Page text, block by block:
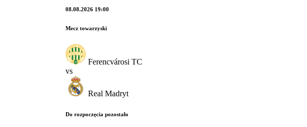
08.08.2026 19:00
Mecz towarzyski
Ferencvárosi TC
vs
Real Madryt
Do rozpoczęcia pozostało